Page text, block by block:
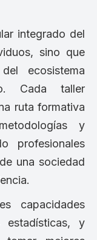
integrado del
sino que
ecosistema
Cada taller
ruta formativa
y
profesionales
una sociedad
capacidades
estadísticas, y